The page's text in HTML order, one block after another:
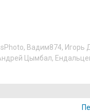
, Вадим874, Игорь
Цымбал,